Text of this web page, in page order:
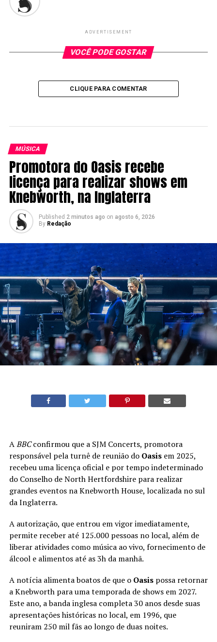
ADVERTISEMENT
VOCÊ PODE GOSTAR
CLIQUE PARA COMENTAR
MÚSICA
Promotora do Oasis recebe
licença para realizar shows em
Knebworth, na Inglaterra
Published 2 minutos ago on agosto 6, 2026
By Redação
ABBCconfirmou que a SJM Concerts, promotora
responsável pela turnê de reunião do Oasisem 2025,
recebeu uma licença oficial e por tempo indeterminado
do Conselho de North Hertfordshire para realizar
grandes eventos na Knebworth House, localizada no sul
da Inglaterra.
A autorização, que entrou em vigor imediatamente,
permite receber até 125.000 pessoas no local, além de
liberar atividades como música ao vivo, fornecimento de
álcool e alimentos até as 3h da manhã.
A notícia alimenta boatos de que o Oasispossa retornar
a Knebworth para uma temporada de shows em 2027.
Este ano, a banda inglesa completa 30 anos desde suas
apresentações históricas no local, em 1996, que
reuniram 250 mil fãs ao longo de duas noites.